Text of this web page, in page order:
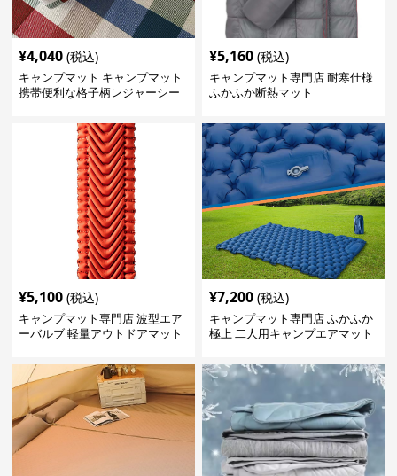
¥4,040 (税込)
キャンプマット キャンプマット
携帯便利な格子柄レジャーシー
¥5,160 (税込)
キャンプマット専門店 耐寒仕様
ふかふか断熱マット
¥5,100 (税込)
キャンプマット専門店 波型エア
ーバルブ 軽量アウトドアマット
¥7,200 (税込)
キャンプマット専門店 ふかふか
極上 二人用キャンプエアマット